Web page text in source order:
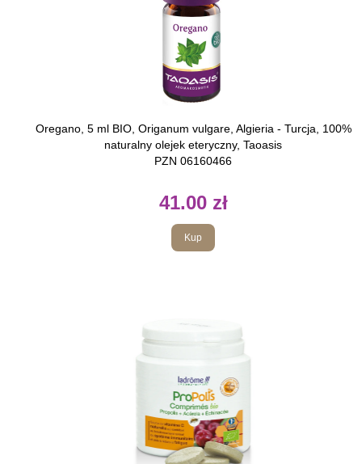
Oregano, 5 ml BIO, Origanum vulgare, Algieria - Turcja, 100%
naturalny olejek eteryczny, Taoasis
PZN 06160466
41.00 zł
Kup